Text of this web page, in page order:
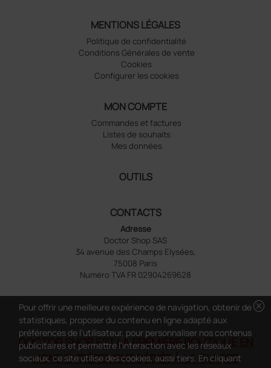
MENTIONS LÉGALES
Politique de confidentialité
Conditions Générales de vente
Cookies
Configurer les cookies
MON COMPTE
Commandes et factures
Listes de souhaits
Mes données
OUTILS
CONTACTS
Adresse
Doctor Shop SAS
34 avenue des Champs Elysées,
75008 Paris
Numéro TVA FR 02904269628
DOCTOR SHOP EST LA PREMIÈRE BOUTIQUE EN
LIGNE ENTIÈREMENT DÉDIÉE À LA CLASSE
cancel
Pour offrir une meilleure expérience de navigation, obtenir de
statistiques, proposer du contenu en ligne adapté aux
préférences de l'utilisateur, pour personnaliser nos contenus
publicitaires et permettre l'interaction avec les réseaux
sociaux, ce site utilise des cookies, aussi tiers. En cliquant